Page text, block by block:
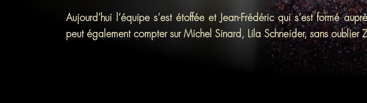
Aujourd’hui l’équipe s’est étoffée et Jean-Frédéric qui s’est formé
peut également compter sur Michel Sinard, Lila Schneider, sans